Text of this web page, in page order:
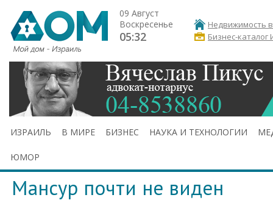
09 Август
Воскресенье
05:32
Недвижимость
Бизнес-каталог
ИЗРАИЛЬ В МИРЕ БИЗНЕС НАУКА И ТЕХНОЛОГИИ
ЮМОР
Мансур почти не виден